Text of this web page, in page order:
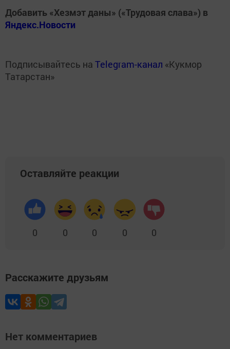
Добавить «Хезмэт даны» («Трудовая слава») в
Яндекс.Новости
Подписывайтесь на Telegram-канал «Кукмор
Татарстан»
Оставляйте реакции
0 0 0 0 0
Расскажите друзьям
Нет комментариев